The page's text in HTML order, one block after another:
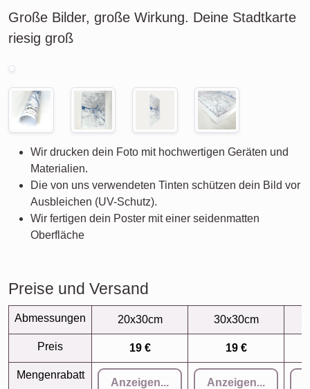
Große Bilder, große Wirkung. Deine Stadtkarte
riesig groß
Wir drucken dein Foto mit hochwertigen Geräten und
Materialien.
Die von uns verwendeten Tinten schützen dein Bild vor
Ausbleichen (UV-Schutz).
Wir fertigen dein Poster mit einer seidenmatten
Oberfläche
Preise und Versand
Abmessungen 20x30cm 30x30cm
Preis 19 € 19 €
Mengenrabatt
Anzeigen... Anzeigen...